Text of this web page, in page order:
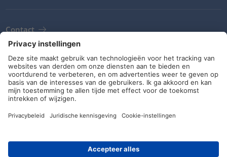
Contact
Newsletter
ALV
Richtlijnen en verplichtingen
Sociale media